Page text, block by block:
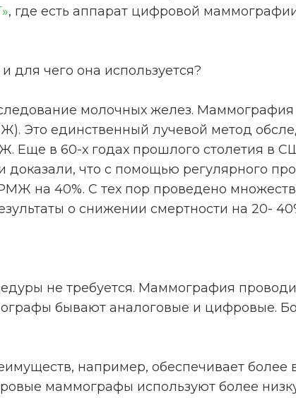
, где есть аппарат цифровой
для чего она используется?
молочных желез. Маммография
Это единственный лучевой метод
Еще в 60-х годах прошлого столетия в
что с помощью регулярного
на 40%. С тех пор проведено
о снижении смертности на 20-
не требуется. Маммография
бывают аналоговые и цифровые.
например, обеспечивает более
маммографы используют более